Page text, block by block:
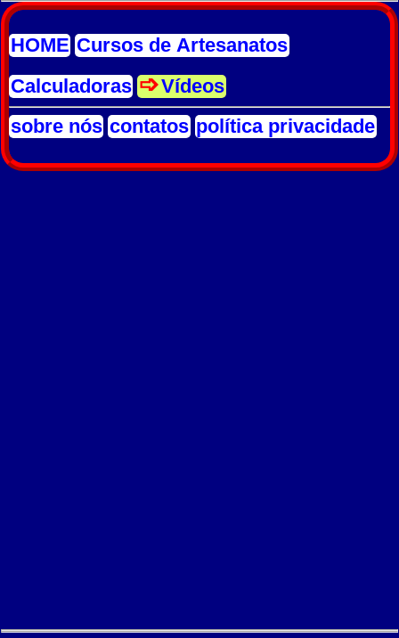
HOME Cursos de Artesanatos
Calculadoras
Vídeos
sobre nós contatos política privacidade